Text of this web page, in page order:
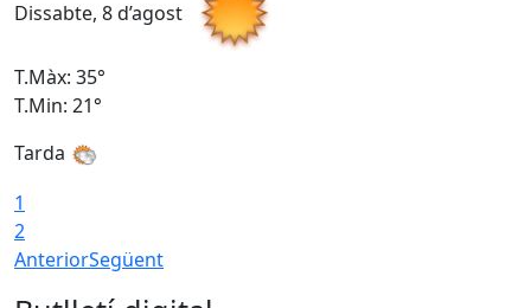
Dissabte, 8 d’agost
T.Màx: 35°
T.Min: 21°
Tarda
1
2
AnteriorSegüent